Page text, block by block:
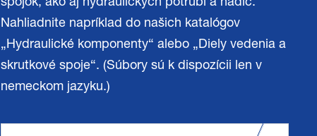
spojok, ako aj hydraulických potrubí a hadíc.
Nahliadnite napríklad do našich katalógov
„Hydraulické komponenty“ alebo „Diely vedenia a
skrutkové spoje“. (Súbory sú k dispozícii len v
nemeckom jazyku.)